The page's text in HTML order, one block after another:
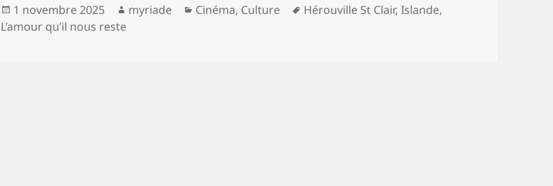
Publié
le
1 novembre 2025 Auteur
myriade Catégories
Cinéma, Culture
Mots-
Hérouville St Clair,Islande,
L’amour qu’il nous reste